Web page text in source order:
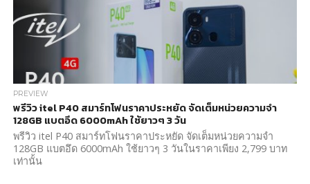
PREVIEW
พรีวิว itel P40 สมาร์ทโฟนราคาประหยัด จัดเต็มหน่วยความจำ
128GB แบตอึด 6000mAh ใช้ยาวๆ 3 วัน
พรีวิว itel P40 สมาร์ทโฟนราคาประหยัด จัดเต็มหน่วยความจำ
128GB แบตอึด 6000mAh ใช้ยาวๆ 3 วันในราคาเพียง 2,799 บาท
เท่านั้น